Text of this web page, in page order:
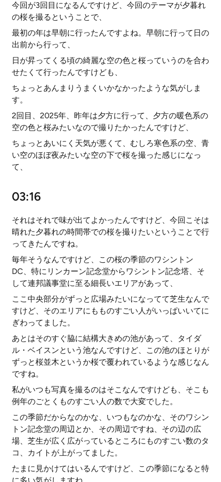
今回が3回目になるんですけど、今回のテーマが夕暮れ
の桜を撮るということで、
最初の年は早朝に行ったんですよね。早朝に行って日の
出前から行って、
日が昇ってくる頃の綺麗な空の色と桜っていうのを合わ
せたくて行ったんですけども、
ちょっとあんまりうまくいかなかったような気がしま
す。
2回目、2025年、昨年は夕方に行って、夕方の暖色系の
空の色と桜みたいなので撮りたかったんですけど、
ちょっとあいにく天気が悪くて、むしろ寒色系の空、青
い空のほぼ夜みたいな空の下で桜を撮った感じになっ
て、
03:16
それはそれで味が出てよかったんですけど、今回こそは
晴れた夕暮れの時間帯での桜を撮りたいということで行
ってきたんですね。
毎年そうなんですけど、この桜の季節のワシントン
DC、特にリンカーン記念堂からワシントン記念塔、そ
して連邦議事堂に至る細長いエリアがあって、
ここ中央部分がずっと広場みたいになってて芝生なんで
すけど、そのエリアにもものすごい人がいっぱいいてに
ぎわってました。
あとはそのすぐ脇に結構大きめの池があって、タイダ
ル・ベイスンという池なんですけど、この池のほとりが
ずっと桜並木というか桜で覆われているような感じなん
ですね。
私がいつも写真を撮るのはそこなんですけども、そこも
例年のごとくものすごい人の数で大変でした。
この季節だからなのかな、いつもなのかな、そのワシン
トン記念堂の周辺とか、その周辺ですね、その辺の広
場、芝生が広く広がっているところにものすごい数のタ
コ、カイトが上がってました。
たまに見かけてはいるんですけど、この季節になると特